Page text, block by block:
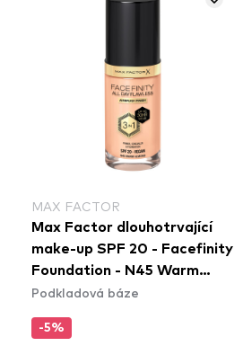
MAX FACTOR
Max Factor dlouhotrvající
make-up SPF 20 - Facefinity
Foundation - N45 Warm
Almond
Podkladová báze
-5%